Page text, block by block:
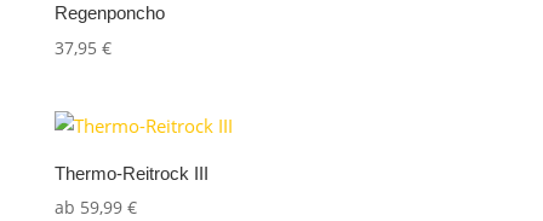
Regenponcho
37,95 €
Thermo-Reitrock III
ab 59,99 €